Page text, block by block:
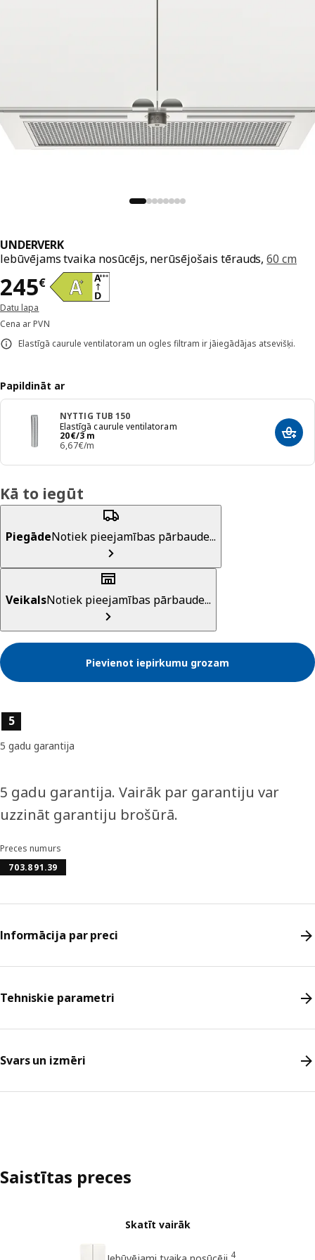
UNDERVERK
Iebūvējams tvaika nosūcējs, nerūsējošais tērauds,60 cm
245€
Cena 245€
Datu lapa
Cena ar PVN
Elastīgā caurule ventilatoram un ogles filtram ir jāiegādājas atsevišķi.
Papildināt ar
NYTTIG TUB 150
Elastīgā caurule ventilatoram
20€/3 m
Cena 20€/3 m
6,67€/m
Kā to iegūt
PiegādeNotiek pieejamības pārbaude...
VeikalsNotiek pieejamības pārbaude...
Pievienot iepirkumu grozam
Preces īpašības
5
5 gadu garantija
5 gadu garantija. Vairāk par garantiju var
uzzināt garantiju brošūrā.
Preces numurs
703.891.39
Informācija par preci
Tehniskie parametri
Svars un izmēri
Saistītas preces
Skatīt vairāk
4